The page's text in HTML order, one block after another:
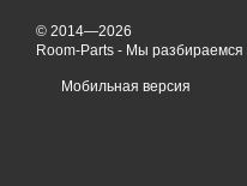
© 2014—2026
Room-Parts - Мы разбираемся
Мобильная версия